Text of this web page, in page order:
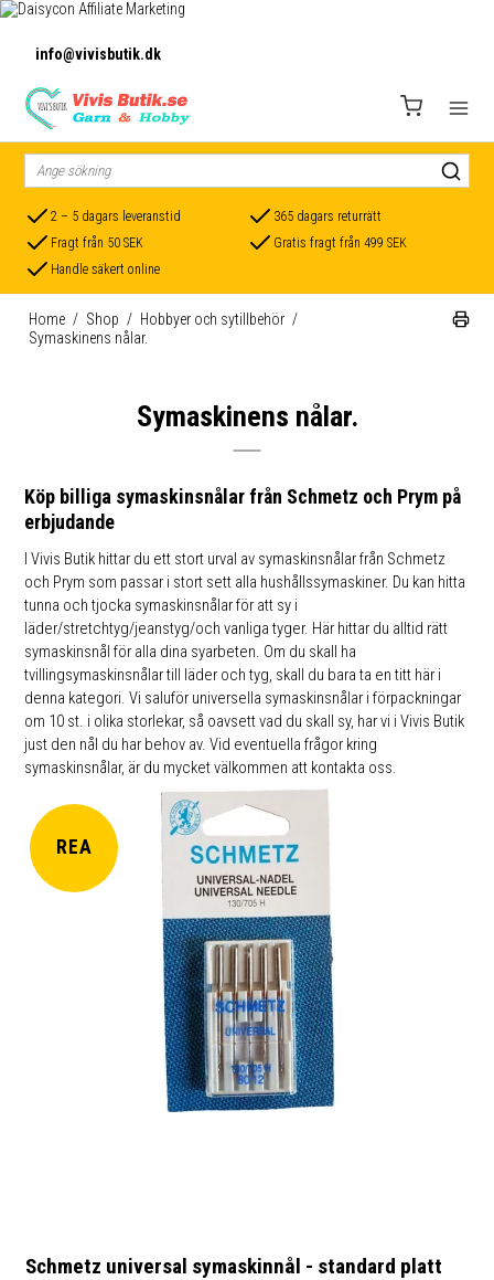
info@vivisbutik.dk
2 – 5 dagars leveranstid
365 dagars returrätt
Fragt från 50 SEK
Gratis fragt från 499 SEK
Handle säkert online
Home / Shop / Hobbyer och sytillbehör /
Symaskinens nålar.
Symaskinens nålar.
Köp billiga symaskinsnålar från Schmetz och Prym på
erbjudande
I Vivis Butik hittar du ett stort urval av symaskinsnålar från Schmetz
och Prym som passar i stort sett alla hushållssymaskiner. Du kan hitta
tunna och tjocka symaskinsnålar för att sy i
läder/stretchtyg/jeanstyg/och vanliga tyger. Här hittar du alltid rätt
symaskinsnål för alla dina syarbeten. Om du skall ha
tvillingsymaskinsnålar till läder och tyg, skall du bara ta en titt här i
denna kategori. Vi saluför universella symaskinsnålar i förpackningar
om 10 st. i olika storlekar, så oavsett vad du skall sy, har vi i Vivis Butik
just den nål du har behov av. Vid eventuella frågor kring
symaskinsnålar, är du mycket välkommen att kontakta oss.
REA
Schmetz universal symaskinnål - standard platt